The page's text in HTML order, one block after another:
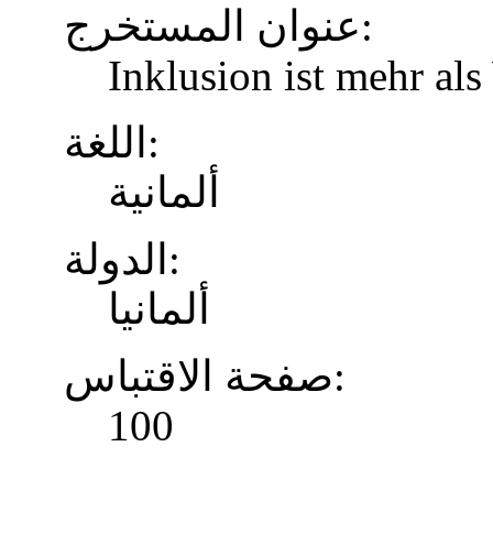
عنوان المستخرج:
Inklusion ist mehr
اللغة:
ألمانية
الدولة:
ألمانيا
صفحة الاقتباس:
100